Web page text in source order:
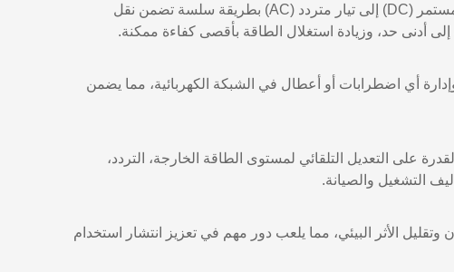
(DC) إلى تيار متردد (AC) بطريقة سلسة تضمن نقل
إلى أدنى حد، وزيادة استغلال الطاقة بأقصى كفاءة ممكنة.
أي اضطرابات أو أعطال في الشبكة الكهربائية، مما يضمن
على التعديل التلقائي لمستوى الطاقة الخارجة، التردد،
التشغيل والصيانة.
الأثر البيئي، مما يلعب دور مهم في تعزيز انتشار استخدام